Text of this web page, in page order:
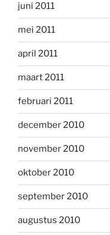
juni 2011
mei 2011
april 2011
maart 2011
februari 2011
december 2010
november 2010
oktober 2010
september 2010
augustus 2010